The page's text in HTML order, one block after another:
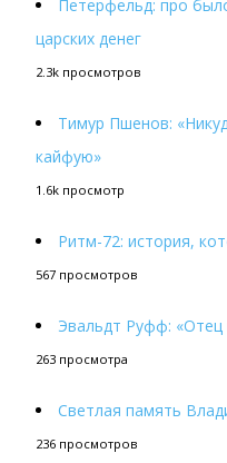
Петерфельд: про
царских денег
2.3k просмотров
Тимур Пшенов:
кайфую»
1.6k просмотр
Ритм-72: история,
567 просмотров
Эвальдт Руфф: «Отец
263 просмотра
Светлая память
236 просмотров